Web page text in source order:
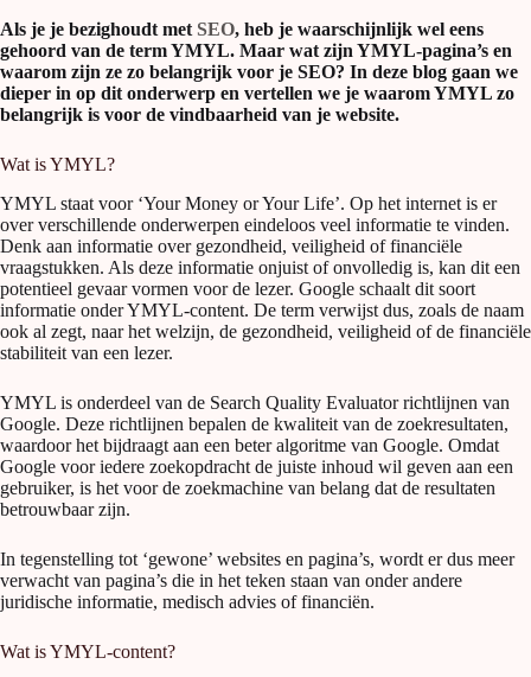
Als je je bezighoudt met SEO, heb je waarschijnlijk wel eens
gehoord van de term YMYL. Maar wat zijn YMYL-pagina’s en
waarom zijn ze zo belangrijk voor je SEO? In deze blog gaan we
dieper in op dit onderwerp en vertellen we je waarom YMYL zo
belangrijk is voor de vindbaarheid van je website.
Wat is YMYL?
YMYL staat voor ‘Your Money or Your Life’. Op het internet is er
over verschillende onderwerpen eindeloos veel informatie te vinden.
Denk aan informatie over gezondheid, veiligheid of financiële
vraagstukken. Als deze informatie onjuist of onvolledig is, kan dit een
potentieel gevaar vormen voor de lezer. Google schaalt dit soort
informatie onder YMYL-content. De term verwijst dus, zoals de naam
ook al zegt, naar het welzijn, de gezondheid, veiligheid of de financiële
stabiliteit van een lezer.
YMYL is onderdeel van de Search Quality Evaluator richtlijnen van
Google. Deze richtlijnen bepalen de kwaliteit van de zoekresultaten,
waardoor het bijdraagt aan een beter algoritme van Google. Omdat
Google voor iedere zoekopdracht de juiste inhoud wil geven aan een
gebruiker, is het voor de zoekmachine van belang dat de resultaten
betrouwbaar zijn.
In tegenstelling tot ‘gewone’ websites en pagina’s, wordt er dus meer
verwacht van pagina’s die in het teken staan van onder andere
juridische informatie, medisch advies of financiën.
Wat is YMYL-content?